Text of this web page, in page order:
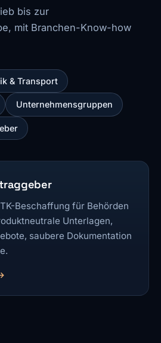
bis zur
mit Branchen-Know-how
& Transport
Unternehmensgruppen
Beschaffung für Behörden
Unterlagen,
saubere Dokumentation